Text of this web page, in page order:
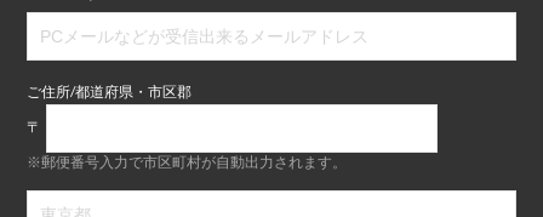
ご住所/都道府県・市区郡
〒
※郵便番号入力で市区町村が自動出力されます。